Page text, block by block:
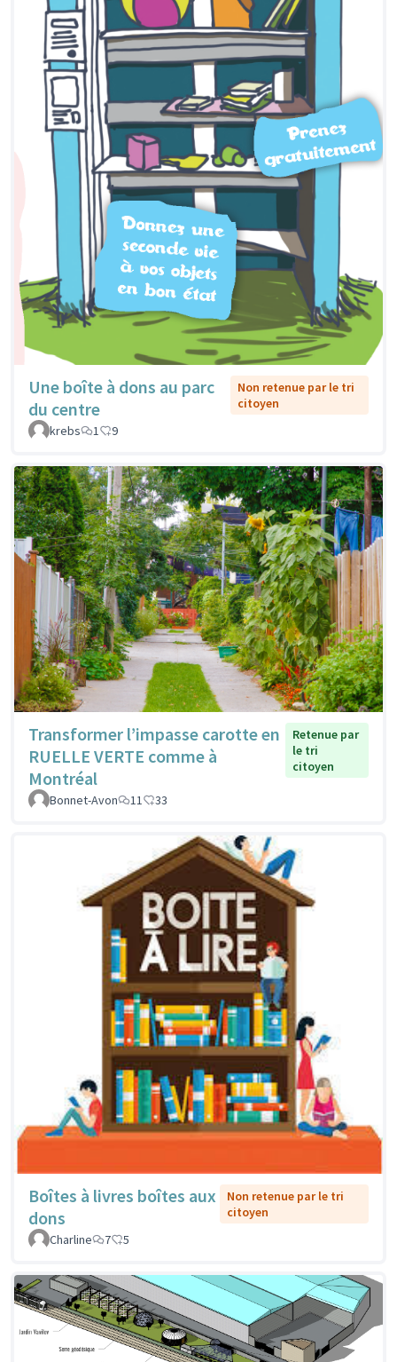
Une boîte à dons au parc
du centre
Non retenue par le tri
citoyen
krebs
1 9
Transformer l’impasse carotte en
RUELLE VERTE comme à
Montréal
Retenue par
le tri
citoyen
Bonnet-Avon 11 33
Boîtes à livres boîtes aux
dons
Non retenue par le tri
citoyen
Charline
7 5